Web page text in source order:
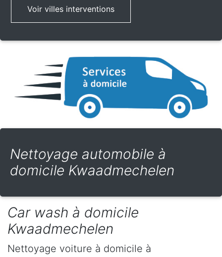
Voir villes interventions
Nettoyage automobile à
domicile Kwaadmechelen
Car wash à domicile
Kwaadmechelen
Nettoyage voiture à domicile à